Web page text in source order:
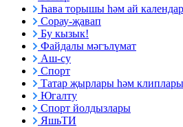
Һава торышы һәм ай
Сорау-җавап
Бу кызык!
Файдалы мәгълүмат
Аш-су
Спорт
Татар җырлары һәм клиплары
Югалту
Спорт йолдызлары
ЯшьТИ